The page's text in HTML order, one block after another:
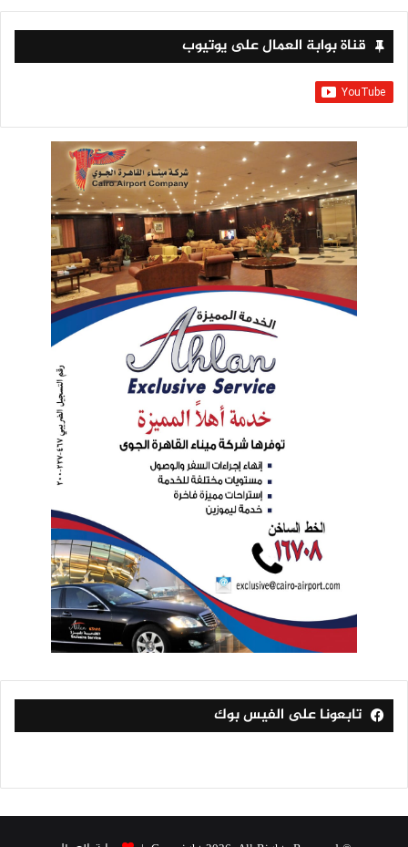
قناة بوابة العمال على يوتيوب
تابعونا على الفيس بوك